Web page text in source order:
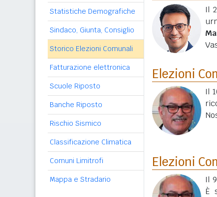
Statistiche Demografiche
Sindaco, Giunta, Consiglio
Storico Elezioni Comunali
Fatturazione elettronica
Scuole Riposto
Banche Riposto
Rischio Sismico
Classificazione Climatica
Comuni Limitrofi
Mappa e Stradario
Il
Elezioni
Il
Elezioni
Il
È